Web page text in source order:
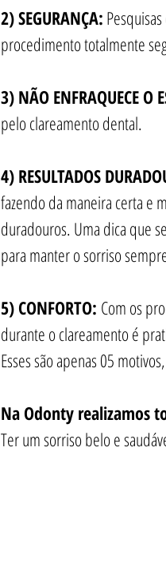
2) SEGURANÇA:
procedimento totalmente
3) NÃO ENFRAQUECE O
pelo clareamento dental.
4) RESULTADOS
fazendo da maneira certa e
duradouros. Uma dica que
para manter o sorriso
5) CONFORTO: Com os
durante o clareamento é
Esses são apenas 05
Na Odonty realizamos
Ter um sorriso belo e